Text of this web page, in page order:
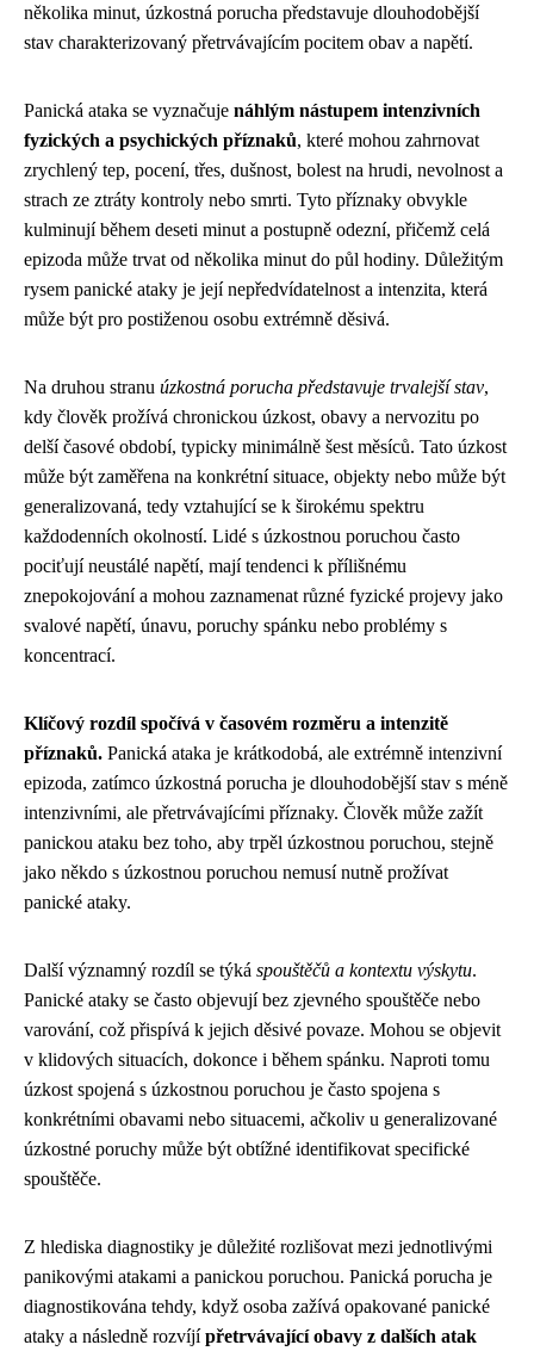
několika minut, úzkostná porucha představuje dlouhodobější
stav charakterizovaný přetrvávajícím pocitem obav a napětí.
Panická ataka se vyznačuje náhlým nástupem intenzivních
fyzických a psychických příznaků, které mohou zahrnovat
zrychlený tep, pocení, třes, dušnost, bolest na hrudi, nevolnost a
strach ze ztráty kontroly nebo smrti. Tyto příznaky obvykle
kulminují během deseti minut a postupně odezní, přičemž celá
epizoda může trvat od několika minut do půl hodiny. Důležitým
rysem panické ataky je její nepředvídatelnost a intenzita, která
může být pro postiženou osobu extrémně děsivá.
Na druhou stranu úzkostná porucha představuje trvalejší stav,
kdy člověk prožívá chronickou úzkost, obavy a nervozitu po
delší časové období, typicky minimálně šest měsíců. Tato úzkost
může být zaměřena na konkrétní situace, objekty nebo může být
generalizovaná, tedy vztahující se k širokému spektru
každodenních okolností. Lidé s úzkostnou poruchou často
pociťují neustálé napětí, mají tendenci k přílišnému
znepokojování a mohou zaznamenat různé fyzické projevy jako
svalové napětí, únavu, poruchy spánku nebo problémy s
koncentrací.
Klíčový rozdíl spočívá v časovém rozměru a intenzitě
příznaků. Panická ataka je krátkodobá, ale extrémně intenzivní
epizoda, zatímco úzkostná porucha je dlouhodobější stav s méně
intenzivními, ale přetrvávajícími příznaky. Člověk může zažít
panickou ataku bez toho, aby trpěl úzkostnou poruchou, stejně
jako někdo s úzkostnou poruchou nemusí nutně prožívat
panické ataky.
Další významný rozdíl se týká spouštěčů a kontextu výskytu.
Panické ataky se často objevují bez zjevného spouštěče nebo
varování, což přispívá k jejich děsivé povaze. Mohou se objevit
v klidových situacích, dokonce i během spánku. Naproti tomu
úzkost spojená s úzkostnou poruchou je často spojena s
konkrétními obavami nebo situacemi, ačkoliv u generalizované
úzkostné poruchy může být obtížné identifikovat specifické
spouštěče.
Z hlediska diagnostiky je důležité rozlišovat mezi jednotlivými
panikovými atakami a panickou poruchou. Panická porucha je
diagnostikována tehdy, když osoba zažívá opakované panické
ataky a následně rozvíjípřetrvávající obavy z dalších atak